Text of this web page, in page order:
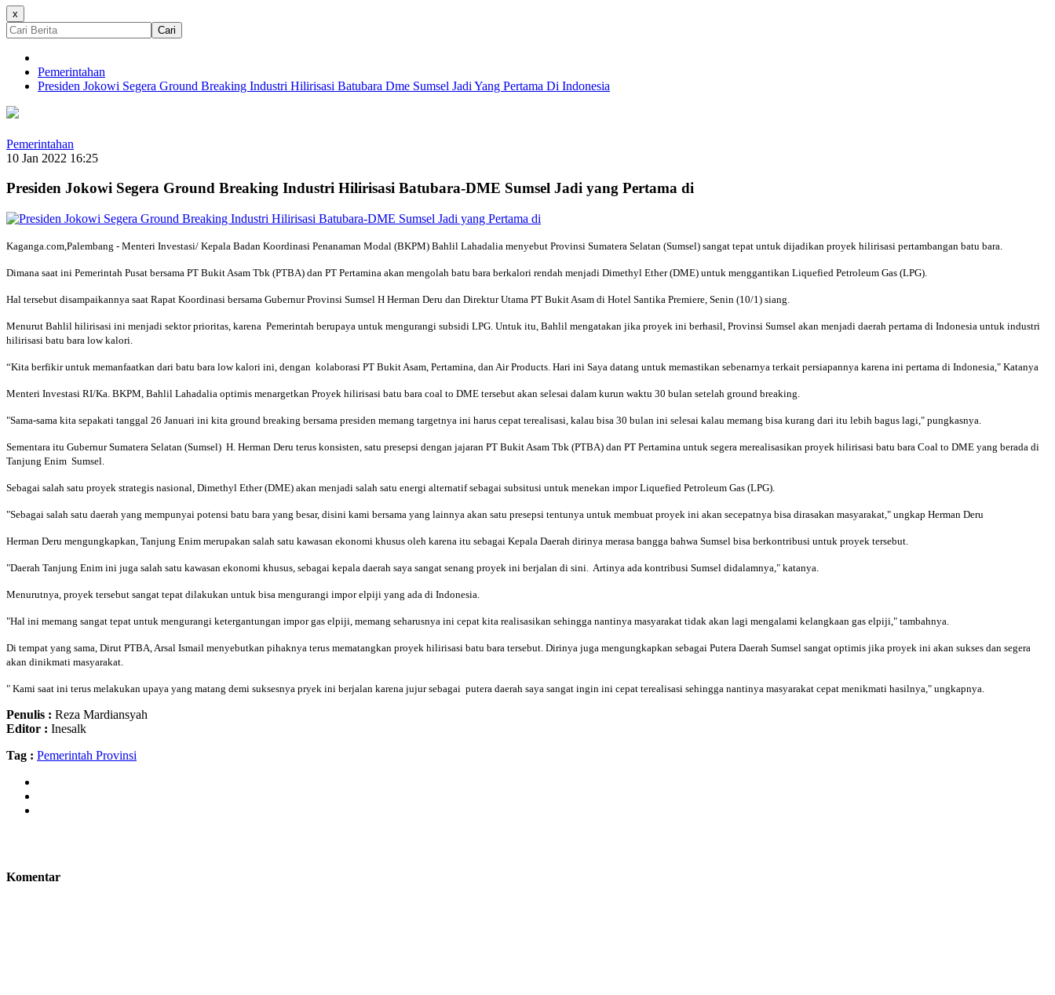
x
Cari
Pemerintahan
Presiden Jokowi Segera Ground Breaking Industri Hilirisasi Batubara Dme Sumsel Jadi Yang Pertama Di Indonesia
Pemerintahan
10 Jan 2022 16:25
Presiden Jokowi Segera Ground Breaking Industri Hilirisasi Batubara-DME Sumsel Jadi yang Pertama di
Kaganga.com,Palembang - Menteri Investasi/ Kepala Badan Koordinasi Penanaman Modal (BKPM) Bahlil Lahadalia menyebut Provinsi Sumatera Selatan (Sumsel) sangat tepat untuk dijadikan proyek hilirisasi pertambangan batu bara.
Dimana saat ini Pemerintah Pusat bersama PT Bukit Asam Tbk (PTBA) dan PT Pertamina akan mengolah batu bara berkalori rendah menjadi Dimethyl Ether (DME) untuk menggantikan Liquefied Petroleum Gas (LPG).
Hal tersebut disampaikannya saat Rapat Koordinasi bersama Gubernur Provinsi Sumsel H Herman Deru dan Direktur Utama PT Bukit Asam di Hotel Santika Premiere, Senin (10/1) siang.
Menurut Bahlil hilirisasi ini menjadi sektor prioritas, karena Pemerintah berupaya untuk mengurangi subsidi LPG. Untuk itu, Bahlil mengatakan jika proyek ini berhasil, Provinsi Sumsel akan menjadi daerah pertama di Indonesia untuk industri
hilirisasi batu bara low kalori.
“Kita berfikir untuk memanfaatkan dari batu bara low kalori ini, dengan kolaborasi PT Bukit Asam, Pertamina, dan Air Products. Hari ini Saya datang untuk memastikan sebenarnya terkait persiapannya karena ini pertama di Indonesia," Katanya
Menteri Investasi RI/Ka. BKPM, Bahlil Lahadalia optimis menargetkan Proyek hilirisasi batu bara coal to DME tersebut akan selesai dalam kurun waktu 30 bulan setelah ground breaking.
"Sama-sama kita sepakati tanggal 26 Januari ini kita ground breaking bersama presiden memang targetnya ini harus cepat terealisasi, kalau bisa 30 bulan ini selesai kalau memang bisa kurang dari itu lebih bagus lagi," pungkasnya.
Sementara itu Gubernur Sumatera Selatan (Sumsel) H. Herman Deru terus konsisten, satu presepsi dengan jajaran PT Bukit Asam Tbk (PTBA) dan PT Pertamina untuk segera merealisasikan proyek hilirisasi batu bara Coal to DME yang berada di
Tanjung Enim Sumsel.
Sebagai salah satu proyek strategis nasional, Dimethyl Ether (DME) akan menjadi salah satu energi alternatif sebagai subsitusi untuk menekan impor Liquefied Petroleum Gas (LPG).
"Sebagai salah satu daerah yang mempunyai potensi batu bara yang besar, disini kami bersama yang lainnya akan satu presepsi tentunya untuk membuat proyek ini akan secepatnya bisa dirasakan masyarakat," ungkap Herman Deru
Herman Deru mengungkapkan, Tanjung Enim merupakan salah satu kawasan ekonomi khusus oleh karena itu sebagai Kepala Daerah dirinya merasa bangga bahwa Sumsel bisa berkontribusi untuk proyek tersebut.
"Daerah Tanjung Enim ini juga salah satu kawasan ekonomi khusus, sebagai kepala daerah saya sangat senang proyek ini berjalan di sini. Artinya ada kontribusi Sumsel didalamnya," katanya.
Menurutnya, proyek tersebut sangat tepat dilakukan untuk bisa mengurangi impor elpiji yang ada di Indonesia.
"Hal ini memang sangat tepat untuk mengurangi ketergantungan impor gas elpiji, memang seharusnya ini cepat kita realisasikan sehingga nantinya masyarakat tidak akan lagi mengalami kelangkaan gas elpiji," tambahnya.
Di tempat yang sama, Dirut PTBA, Arsal Ismail menyebutkan pihaknya terus mematangkan proyek hilirisasi batu bara tersebut. Dirinya juga mengungkapkan sebagai Putera Daerah Sumsel sangat optimis jika proyek ini akan sukses dan segera
akan dinikmati masyarakat.
" Kami saat ini terus melakukan upaya yang matang demi suksesnya pryek ini berjalan karena jujur sebagai putera daerah saya sangat ingin ini cepat terealisasi sehingga nantinya masyarakat cepat menikmati hasilnya," ungkapnya.
Penulis : Reza Mardiansyah
Editor : Inesalk
Tag : Pemerintah Provinsi
Komentar